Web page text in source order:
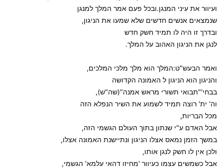
ועיוור את עיני המנגן.ובכל פעם אמר המלך למנגן
שנמצאים אנשים חדשים שלא שמעו את הניגון,
ובדרך זו היה לו תמיד חשק חדש
לנגן את הניגון האהוב על המלך.
ואמר הבעש"ט:המלך הוא מלך מלכי המלכים,
והניגון הוא הניגון ל האמונה הקדושה
בבחי'"תבואי תשורי מראש אמנה"(שה"ש),
וה' ית' רוצה תמיד לשמוע את השיר הנפלא הזה
מכל הבריות,
אבל האדם ע"י שנתון בתוך העולם הגשמי הזה,
במשך הזמן נמאס אצלו הניגון ונתיישנת האמונה אצלו,
ולכן אין לו חשק לנגן אותו,
אבל כשמשים עצמו כעיוור 'מחיזו דהאי עלמא' הגשמי,